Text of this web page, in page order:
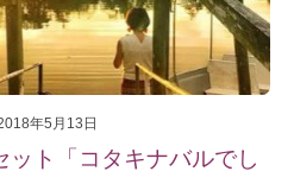
年5月13日
ト「コタキナバルでし